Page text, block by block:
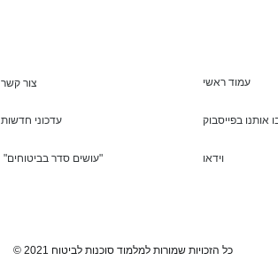
צור קשר
עדכוני חדשות
"עושים סדר בביטוחים"
עמוד ראשי
אותנו בפייסבוק
וידאו
© 2021 כל הזכויות שמורות למלמוד סוכנות לביטוח